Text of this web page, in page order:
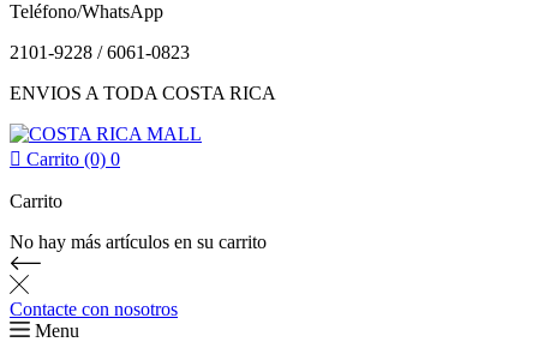
Teléfono/WhatsApp
2101-9228 / 6061-0823
ENVIOS A TODA COSTA RICA
 Carrito (0) 0
Carrito
No hay más artículos en su carrito
Contacte con nosotros
Menu